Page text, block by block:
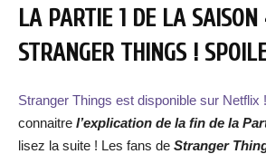
LA PARTIE 1 DE LA
STRANGER THINGS !
Stranger Things est disponible sur Netflix !
connaitre l’explication de la fin de la
lisez la suite ! Les fans de Stranger